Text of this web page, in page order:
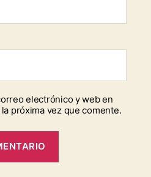
electrónico y web en
próxima vez que comente.